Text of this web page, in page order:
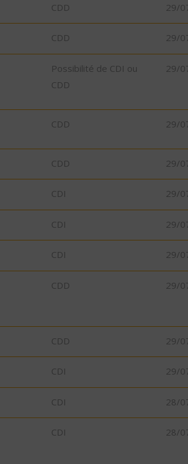
CDD 29/
CDD 29/
Possibilité de CDI ou
CDD
29/
CDD 29/
CDD 29/
CDI 29/
CDI 29/
CDI 29/
CDD 29/
CDD 29/
CDI 29/
CDI 28/
CDI 28/